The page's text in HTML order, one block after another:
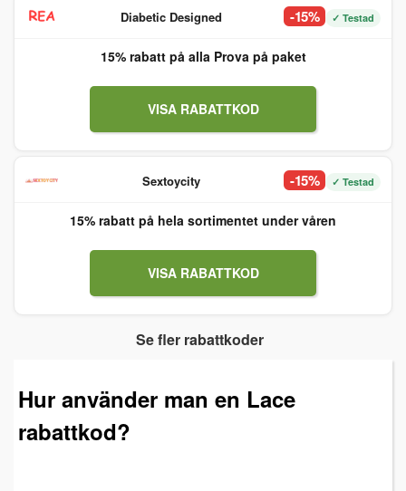
Diabetic Designed -15% ✓ Testad
15% rabatt på alla Prova på paket
VISA RABATTKOD
Sextoycity -15% ✓ Testad
15% rabatt på hela sortimentet under våren
VISA RABATTKOD
Se fler rabattkoder
Hur använder man en Lace
rabattkod?